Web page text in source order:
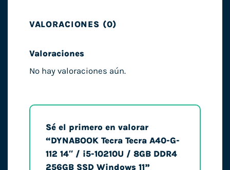
VALORACIONES (0)
Valoraciones
No hay valoraciones aún.
Sé el primero en valorar
“DYNABOOK Tecra Tecra A40-G-
112 14″ / i5-10210U / 8GB DDR4
256GB SSD Windows 11”